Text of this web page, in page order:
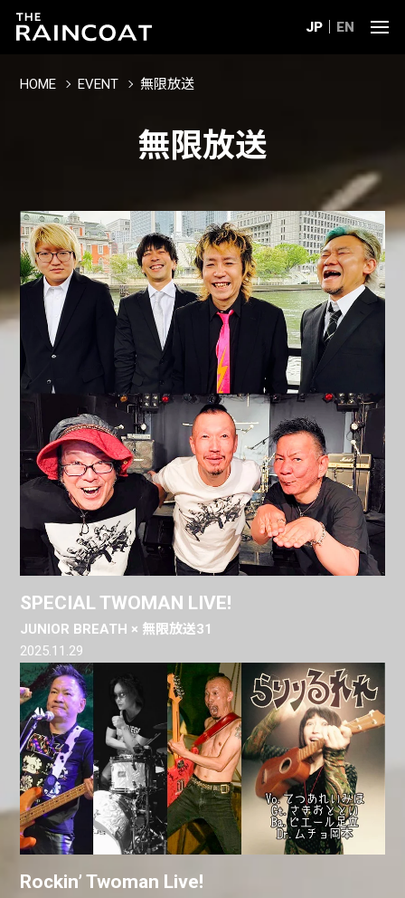
JP EN
HOME EVENT 無限放送
無限放送
SPECIAL TWOMAN LIVE!
JUNIOR BREATH × 無限放送31
2025.11.29
Rockin’ Twoman Live!